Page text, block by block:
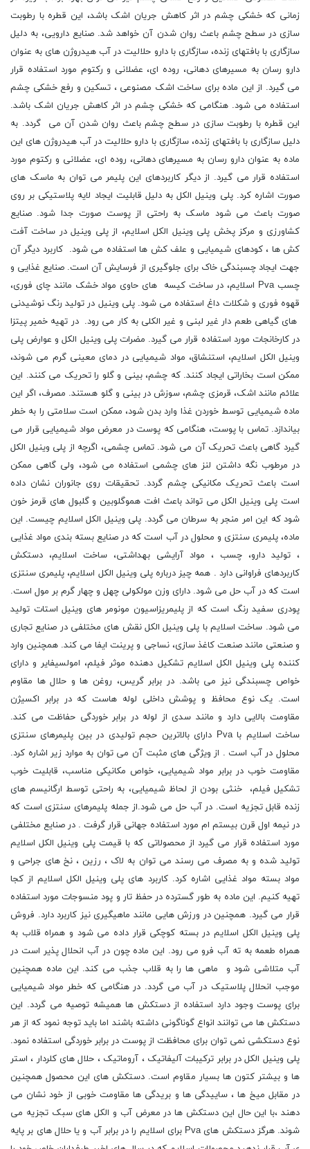
زمانی که خشکی چشم در اثر کاهش جریان اشک باشد، این قطره با رطوبت
سازی در سطح چشم باعث روان شدن آن خواهد شد. صنایع دارویی، به دلیل
سازگاری با بافتهای زنده، سازگاری با دارو حلالیت در آب هیدروژن های به عنوان
دارو رسان به مسیرهای دهانی، روده ای، عضلانی و رکتوم مورد استفاده قرار
می گیرد. از این ماده برای ساخت اشک مصنوعی ، تسکین و رفع خشکی چشم
استفاده می شود. هنگامی که خشکی چشم در اثر کاهش جریان اشک باشد.
این قطره با رطوبت سازی در سطح چشم باعث روان شدن آن می گردد. به
دلیل سازگاری با بافتهای زنده، سازگاری با دارو حلالیت در آب هیدروژن های این
ماده به عنوان دارو رسان به مسیرهای دهانی، روده ای، عضلانی و رکتوم مورد
استفاده قرار می گیرد. از دیگر کاربردهای این پلیمر می توان به ماسک های
صورت اشاره کرد. پلی وینیل الکل به دلیل قابلیت ایجاد لایه پلاستیکی بر روی
صورت باعث می شود ماسک به راحتی از پوست صورت جدا شود. صنایع
کشاورزی و مرکز پخش پلی وینیل الکل اسلایم، از پلی وینیل در ساخت آفت
کش ها ، کودهای شیمیایی و علف کش ها استفاده می شود. کاربرد دیگر آن
جهت ایجاد چسبندگی خاک برای جلوگیری از فرسایش آن است. صنایع غذایی و
چسب Pva اسلایم، در ساخت کیسه های حاوی مواد خشک مانند چای فوری،
قهوه فوری و شکلات داغ استفاده می شود. پلی وینیل در تولید رنگ نوشیدنی
های گیاهی طعم دار غیر لبنی و غیر الکلی به کار می رود. در تهیه خمیر پیتزا
در کارخانجات مورد استفاده قرار می گیرد. مضرات پلی وینیل الکل و عوارض پلی
وینیل الکل اسلایم، استنشاق، مواد شیمیایی در دمای معینی گرم می شوند،
ممکن است بخاراتی ایجاد کنند. که چشم، بینی و گلو را تحریک می کنند. این
علائم مانند اشک، قرمزی چشم، سوزش در بینی و گلو هستند. مصرف، اگر این
ماده شیمیایی توسط خوردن غذا وارد بدن شود، ممکن است سلامتی را به خطر
بیاندازد. تماس با پوست، هنگامی که پوست در معرض مواد شیمیایی قرار می
گیرد گاهی باعث تحریک آن می شود. تماس چشمی، اگرچه از پلی وینیل الکل
در مرطوب نگه داشتن لنز های چشمی استفاده می شود، ولی گاهی ممکن
است باعث تحریک مکانیکی چشم گردد. تحقیقات روی جانوران نشان داده
است پلی وینیل الکل می تواند باعث افت هموگلوبین و گلبول های قرمز خون
شود که این امر منجر به سرطان می گردد. پلی وینیل الکل اسلایم چیست. این
ماده، پلیمری سنتزی و محلول در آب است که در صنایع بسته بندی مواد غذایی
، تولید دارو، چسب ، مواد آرایشی بهداشتی، ساخت اسلایم، دستکش
کاربردهای فراوانی دارد . همه چیز درباره پلی وینیل الکل اسلایم، پلیمری سنتزی
است که در آب حل می شود. دارای وزن مولکولی چهل و چهار گرم بر مول است.
پودری سفید رنگ است که از پلیمریزاسیون مونومر های وینیل استات تولید
می شود. ساخت اسلایم با پلی وینیل الکل نقش های مختلفی در صنایع تجاری
و صنعتی مانند صنعت کاغذ سازی، نساجی و پرینت ایفا می کند. همچنین وارد
کننده پلی وینیل الکل اسلایم تشکیل دهنده موثر فیلم، امولسیفایر و دارای
خواص چسبندگی نیز می باشد. در برابر گریس، روغن ها و حلال ها مقاوم
است. یک نوع محافظ و پوشش داخلی لوله هاست که در برابر اکسیژن
مقاومت بالایی دارد و مانند سدی از لوله در برابر خوردگی حفاظت می کند.
ساخت اسلایم با Pva دارای بالاترین حجم تولیدی در بین پلیمرهای سنتزی
محلول در آب است . از ویژگی های مثبت آن می توان به موارد زیر اشاره کرد.
مقاومت خوب در برابر مواد شیمیایی، خواص مکانیکی مناسب، قابلیت خوب
تشکیل فیلم، خنثی بودن از لحاظ شیمیایی، به راحتی توسط ارگانیسم های
زنده قابل تجزیه است. در آب حل می شود.از جمله پلیمرهای سنتزی است که
در نیمه اول قرن بیستم ام مورد استفاده جهانی قرار گرفت . در صنایع مختلفی
مورد استفاده قرار می گیرد از محصولاتی که با قیمت پلی وینیل الکل اسلایم
تولید شده و به مصرف می رسند می توان به لاک ، رزین ، نخ های جراحی و
مواد بسته مواد غذایی اشاره کرد. کاربرد های پلی وینیل الکل اسلایم از کجا
تهیه کنیم. این ماده به طور گسترده در حفظ تار و پود منسوجات مورد استفاده
قرار می گیرد. همچنین در ورزش هایی مانند ماهیگیری نیز کاربرد دارد. فروش
پلی وینیل الکل اسلایم در بسته کوچکی قرار داده می شود و همراه قلاب به
همراه طعمه به ته آب فرو می رود. این ماده چون در آب انحلال پذیر است در
آب متلاشی شود و ماهی ها را به قلاب جذب می کند. این ماده همچنین
موجب انحلال پلاستیک در آب می گردد. در هنگامی که خطر مواد شیمیایی
برای پوست وجود دارد استفاده از دستکش ها همیشه توصیه می گردد. این
دستکش ها می توانند انواع گوناگونی داشته باشند اما باید توجه نمود که از هر
نوع دستکشی نمی توان برای محافظت از پوست در برابر خوردگی استفاده نمود.
پلی وینیل الکل در برابر ترکیبات آلیفاتیک ، آروماتیک ، حلال های کلردار ، استر
ها و بیشتر کتون ها بسیار مقاوم است. دستکش های این محصول همچنین
در مقابل میخ ها ، ساییدگی ها و بریدگی ها مقاومت خوبی از خود نشان می
دهند ،با این حال این دستکش ها در معرض آب و الکل های سبک تجزیه می
شوند. هرگز دستکش های Pva برای اسلایم را در برابر آب و یا حلال های بر پایه